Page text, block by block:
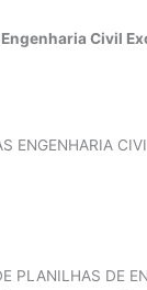
Civil
ENGENHARIA
PLANILHAS DE